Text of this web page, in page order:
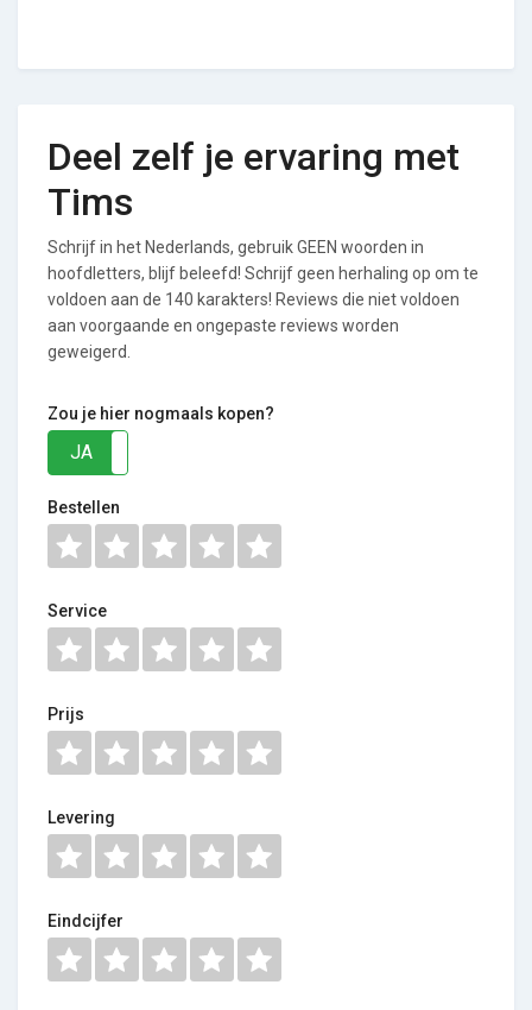
Deel zelf je ervaring met
Tims
Schrijf in het Nederlands, gebruik GEEN woorden in
hoofdletters, blijf beleefd! Schrijf geen herhaling op om te
voldoen aan de 140 karakters! Reviews die niet voldoen
aan voorgaande en ongepaste reviews worden
geweigerd.
Zou je hier nogmaals kopen?
JA
Bestellen
Service
Prijs
Levering
Eindcijfer